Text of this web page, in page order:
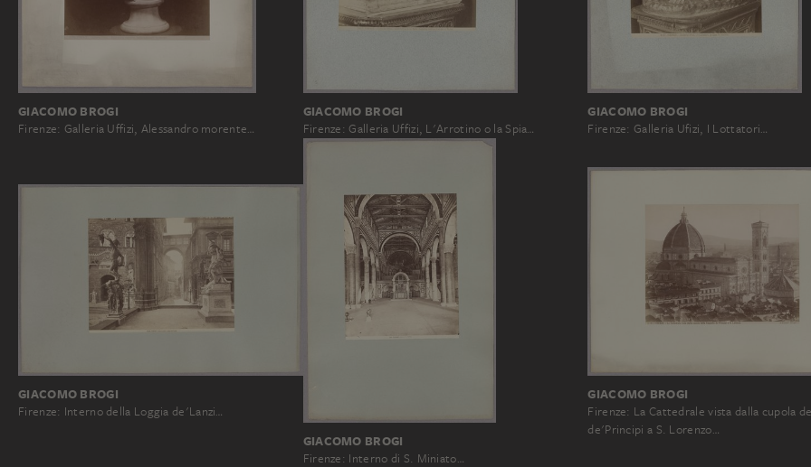
GIACOMO BROGI
Firenze: Galleria Uffizi, Alessandro morente…
GIACOMO BROGI
Firenze: Galleria Uffizi, L'Arrotino o la Spia…
GIACOMO BROGI
Firenze: Galleria Ufizi, I Lottatori…
GIACOMO BROGI
Firenze: Interno della Loggia de'Lanzi…
GIACOMO BROGI
Firenze: Interno di S. Miniato…
GIACOMO BROGI
Firenze: La Cattedrale vista dalla cupola
de'Principi a S. Lorenzo…